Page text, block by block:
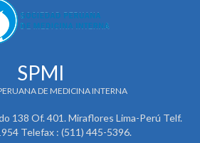
SPMI
DE MEDICINA INTERNA
138 Of. 401. Miraflores Lima-Perú Telf.
Telefax : (511) 445-5396.